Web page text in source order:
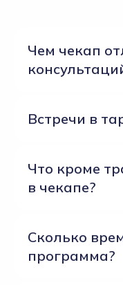
Чем чекап
Встречи в
Что кроме
в чекапе?
Сколько
программа?